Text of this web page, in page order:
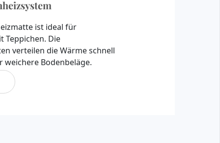
ist ideal für
Teppichen. Die
verteilen die Wärme schnell
Bodenbeläge.